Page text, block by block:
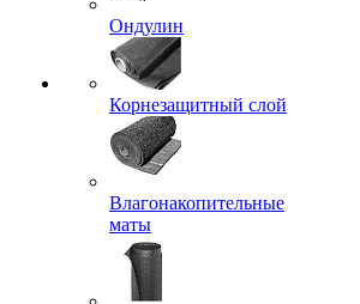
Ондулин
Корнезащитный слой
Влагонакопительные
маты